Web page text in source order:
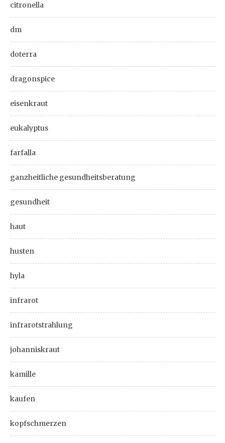
citronella
dm
doterra
dragonspice
eisenkraut
eukalyptus
farfalla
ganzheitliche gesundheitsberatung
gesundheit
haut
husten
hyla
infrarot
infrarotstrahlung
johanniskraut
kamille
kaufen
kopfschmerzen